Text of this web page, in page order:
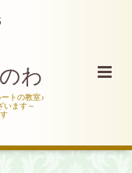
わ
トの教室♪
います～